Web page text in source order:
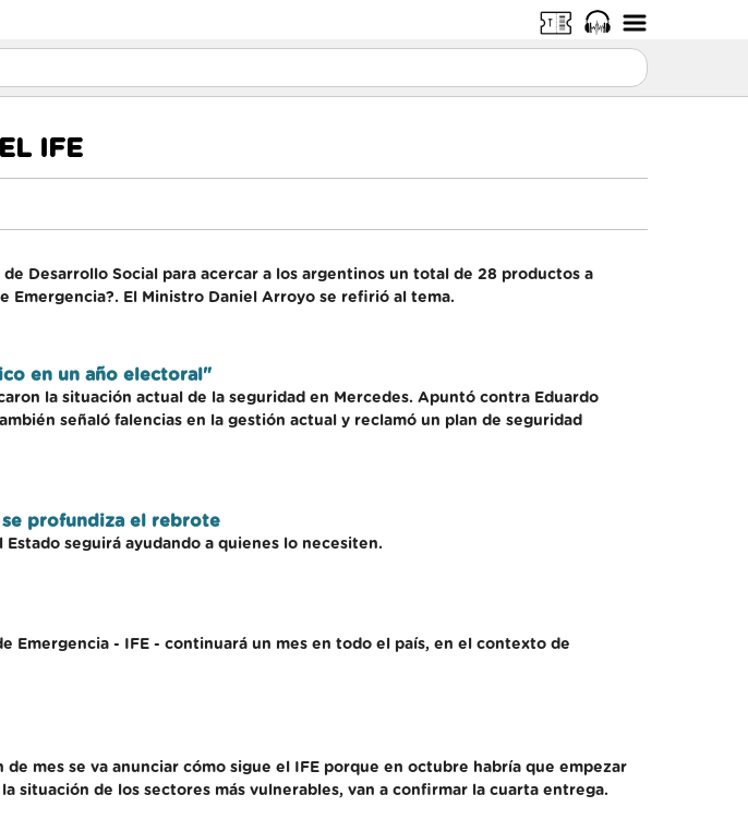
IFE
Desarrollo Social para acercar a los argentinos un total de 28 productos a
Emergencia?. El Ministro Daniel Arroyo se refirió al tema.
en un año electoral"
la situación actual de la seguridad en Mercedes. Apuntó contra Eduardo
señaló falencias en la gestión actual y reclamó un plan de seguridad
profundiza el rebrote
seguirá ayudando a quienes lo necesiten.
- IFE - continuará un mes en todo el país, en el contexto de
mes se va anunciar cómo sigue el IFE porque en octubre habría que empezar
situación de los sectores más vulnerables, van a confirmar la cuarta entrega.